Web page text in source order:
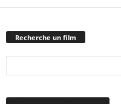
Recherche un film